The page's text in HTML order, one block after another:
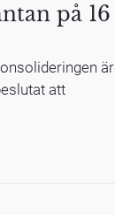
på 16
är
att